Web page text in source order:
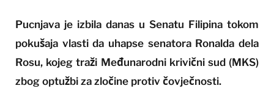
Pucnjava je izbila danas u Senatu Filipina tokom
pokušaja vlasti da uhapse senatora Ronalda dela
Rosu, kojeg traži Međunarodni krivični sud (MKS)
zbog optužbi za zločine protiv čovječnosti.